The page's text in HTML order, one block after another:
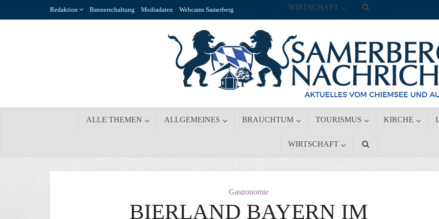
Redaktion Bannerschaltung Mediadaten Webcams Samerberg
ALLE THEMEN ALLGEMEINES BRAUCHTUM TOURISMUS KIRCHE
WIRTSCHAFT
WIRTSCHAFT
Gastronomie
BIERLAND BAYERN IM